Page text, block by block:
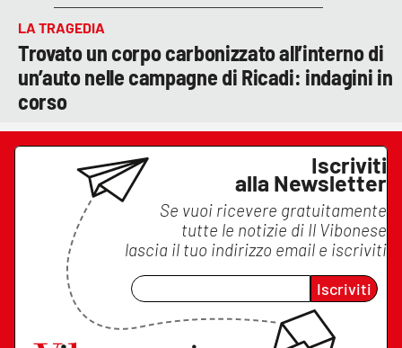
LA TRAGEDIA
Trovato un corpo carbonizzato all’interno di
un’auto nelle campagne di Ricadi: indagini in
corso
Iscriviti
alla Newsletter
Se vuoi ricevere gratuitamente
tutte le notizie di Il Vibonese
lascia il tuo indirizzo email e iscriviti
Iscriviti